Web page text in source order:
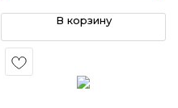
В корзину